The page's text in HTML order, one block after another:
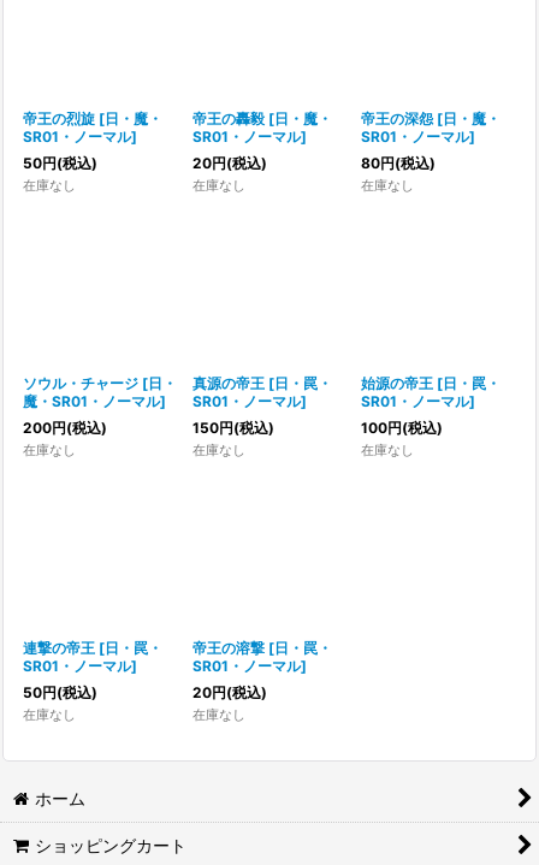
帝王の烈旋 [日・魔・
SR01・ノーマル]
50円(税込)
在庫なし
帝王の轟毅 [日・魔・
SR01・ノーマル]
20円(税込)
在庫なし
帝王の深怨 [日・魔・
SR01・ノーマル]
80円(税込)
在庫なし
ソウル・チャージ [日・
魔・SR01・ノーマル]
200円(税込)
在庫なし
真源の帝王 [日・罠・
SR01・ノーマル]
150円(税込)
在庫なし
始源の帝王 [日・罠・
SR01・ノーマル]
100円(税込)
在庫なし
連撃の帝王 [日・罠・
SR01・ノーマル]
50円(税込)
在庫なし
帝王の溶撃 [日・罠・
SR01・ノーマル]
20円(税込)
在庫なし
ホーム
ショッピングカート